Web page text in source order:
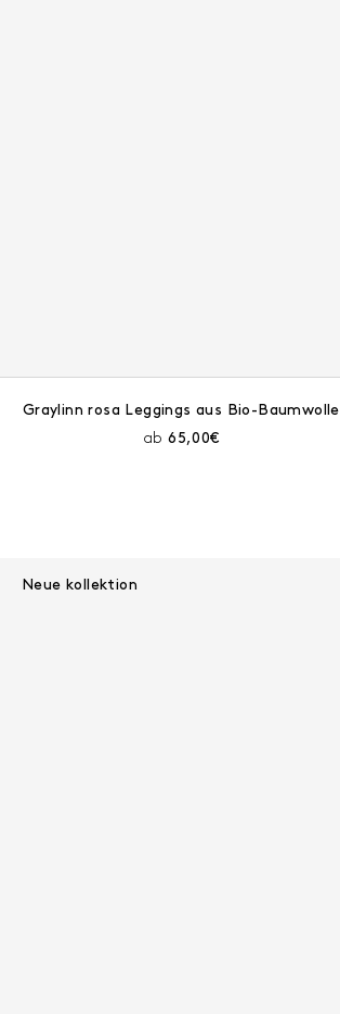
Graylinn rosa Leggings aus Bio-Baumwolle
abAktueller Preis:
65,00€
Neue kollektion